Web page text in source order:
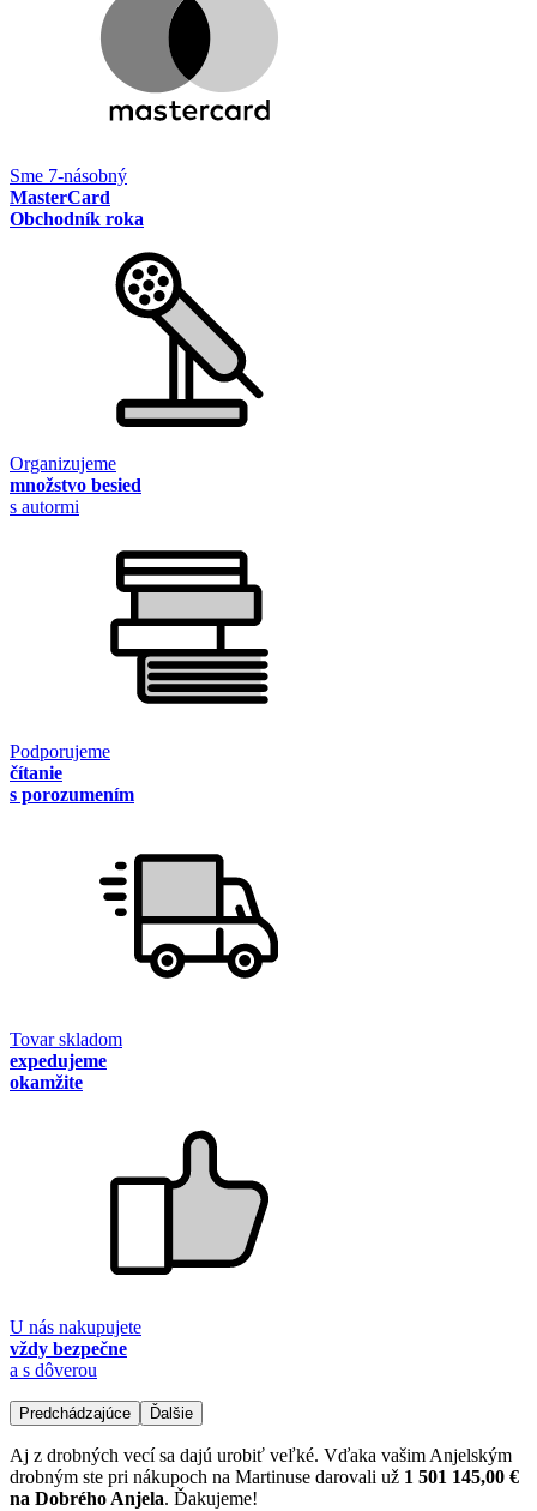
Sme 7-násobný
MasterCard
Obchodník roka
Organizujeme
množstvo besied
s autormi
Podporujeme
čítanie
s porozumením
Tovar skladom
expedujeme
okamžite
U nás nakupujete
vždy bezpečne
a s dôverou
Predchádzajúce Ďalšie
Aj z drobných vecí sa dajú urobiť veľké. Vďaka vašim Anjelským
drobným ste pri nákupoch na Martinuse darovali už 1 501 145,00 €
na Dobrého Anjela. Ďakujeme!